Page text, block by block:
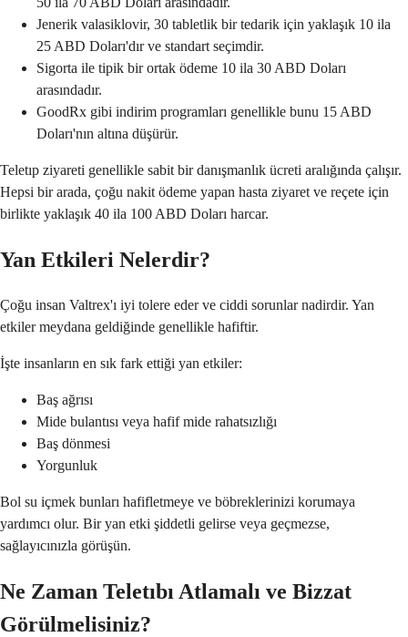
Jenerik valasiklovir, 30 tabletlik bir tedarik için yaklaşık 10 ila
25 ABD Doları'dır ve standart seçimdir.
Sigorta ile tipik bir ortak ödeme 10 ila 30 ABD Doları
arasındadır.
GoodRx gibi indirim programları genellikle bunu 15 ABD
Doları'nın altına düşürür.
Teletıp ziyareti genellikle sabit bir danışmanlık ücreti aralığında çalışır.
Hepsi bir arada, çoğu nakit ödeme yapan hasta ziyaret ve reçete için
birlikte yaklaşık 40 ila 100 ABD Doları harcar.
Yan Etkileri Nelerdir?
Çoğu insan Valtrex'ı iyi tolere eder ve ciddi sorunlar nadirdir. Yan
etkiler meydana geldiğinde genellikle hafiftir.
İşte insanların en sık fark ettiği yan etkiler:
Baş ağrısı
Mide bulantısı veya hafif mide rahatsızlığı
Baş dönmesi
Yorgunluk
Bol su içmek bunları hafifletmeye ve böbreklerinizi korumaya
yardımcı olur. Bir yan etki şiddetli gelirse veya geçmezse,
sağlayıcınızla görüşün.
Ne Zaman Teletıbı Atlamalı ve Bizzat
Görülmelisiniz?